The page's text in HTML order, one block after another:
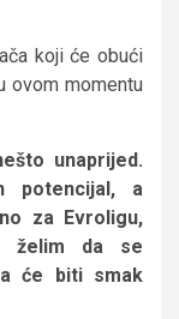
koji će obući
ovom momentu
unaprijed.
potencijal, a
za Evroligu,
želim da se
će biti smak